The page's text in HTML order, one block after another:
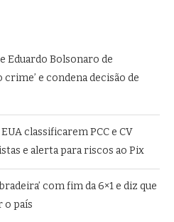
Eduardo Bolsonaro de
e condena decisão de
classificarem PCC e CV
e alerta para riscos ao Pix
com fim da 6×1 e diz que
o país